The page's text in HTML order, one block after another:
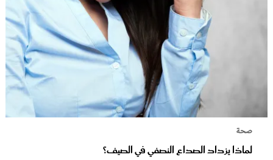
صحة
لماذا يزداد الصداع النصفي في الصيف؟